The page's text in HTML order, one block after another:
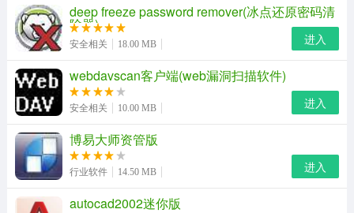
deep freeze password remover(冰点还原密码清
除器)
安全相关 18.00 MB 进入
webdavscan客户端(web漏洞扫描软件)
安全相关 10.00 MB 进入
博易大师资管版
行业软件 14.50 MB 进入
autocad2002迷你版